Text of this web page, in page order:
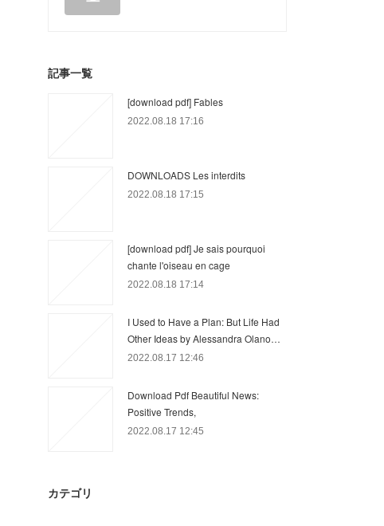
記事一覧
[download pdf] Fables
2022.08.18 17:16
DOWNLOADS Les interdits
2022.08.18 17:15
[download pdf] Je sais pourquoi
chante l'oiseau en cage
2022.08.18 17:14
I Used to Have a Plan: But Life Had
Other Ideas by Alessandra Olano…
2022.08.17 12:46
Download Pdf Beautiful News:
Positive Trends,
2022.08.17 12:45
カテゴリ